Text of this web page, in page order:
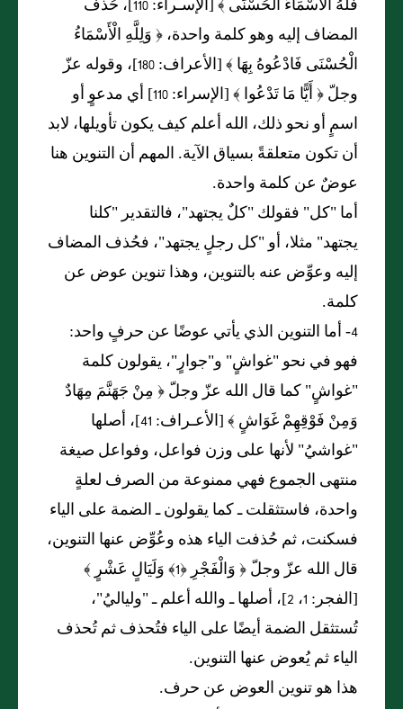
المضاف إليه وهو كلمة واحدة، ﴿ وَلِلَّهِ الْأَسْمَاءُ
الْحُسْنَى فَادْعُوهُ بِهَا ﴾ [الأعراف: 180]، وقوله عزّ
وجلّ ﴿ أَيًّا مَا تَدْعُوا ﴾ [الإسراء: 110] أي مدعوٍ أو
اسمٍ أو نحو ذلك، الله أعلم كيف يكون تأويلها، لابد
أن تكون متعلقةً بسياق الآية. المهم أن التنوين هنا
عوضٌ عن كلمة واحدة.
أما "كل" فقولك "كلٌ يجتهد"، فالتقدير "كلنا
يجتهد" مثلا، أو "كل رجلٍ يجتهد"، فحُذف المضاف
إليه وعوِّض عنه بالتنوين، وهذا تنوين عوض عن
كلمة.
4- أما التنوين الذي يأتي عوضًا عن حرفٍ واحد:
فهو في نحو "غواشٍ" و"جوارٍ"، يقولون كلمة
"غواشٍ" كما قال الله عزّ وجلّ ﴿ مِنْ جَهَنَّمَ مِهَادٌ
وَمِنْ فَوْقِهِمْ غَوَاشٍ ﴾ [الأعـراف: 41]، أصلها
"غواشيُ" لأنها على وزن فواعل، وفواعل صيغة
منتهى الجموع فهي ممنوعة من الصرف لعلةٍ
واحدة، فاستثقلت ـ كما يقولون ـ الضمة على الياء
فسكنت، ثم حُذفت الياء هذه وعُوِّض عنها التنوين،
قال الله عزّ وجلّ ﴿ وَالْفَجْرِ ﴿1﴾ وَلَيَالٍ عَشْرٍ ﴾
[الفجر: 1، 2]، أصلها ـ والله أعلم ـ "ولياليُ"،
تُستثقل الضمة أيضًا على الياء فتُحذف ثم تُحذف
الياء ثم يُعوض عنها التنوين.
هذا هو تنوين العوض عن حرف.